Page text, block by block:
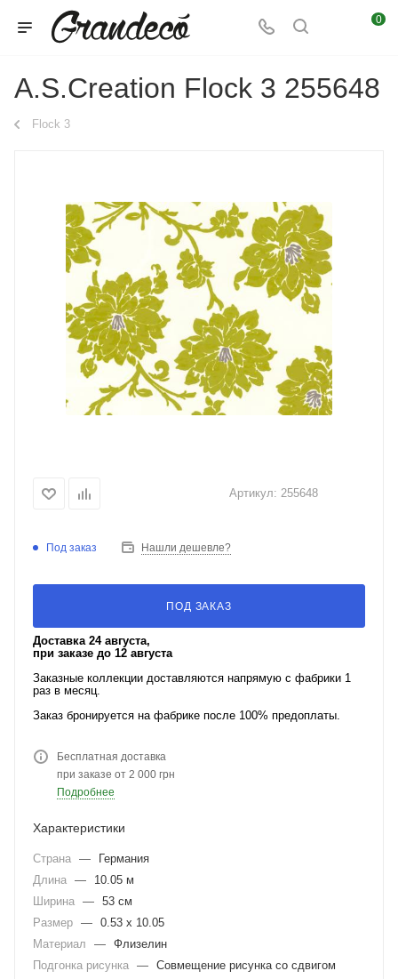
0
A.S.Creation Flock 3 255648
Flock 3
Артикул: 255648
Под заказ Нашли дешевле?
ПОД ЗАКАЗ
Доставка 24 августа,
при заказе до 12 августа
Заказные коллекции доставляются напрямую с фабрики 1
раз в месяц.
Заказ бронируется на фабрике после 100% предоплаты.
Бесплатная доставка
при заказе от 2 000 грн
Подробнее
Характеристики
Страна —
Германия
Длина —
10.05 м
Ширина — 53 см
Размер — 0.53 x 10.05
Материал
— Флизелин
Подгонка рисунка — Совмещение рисунка со сдвигом